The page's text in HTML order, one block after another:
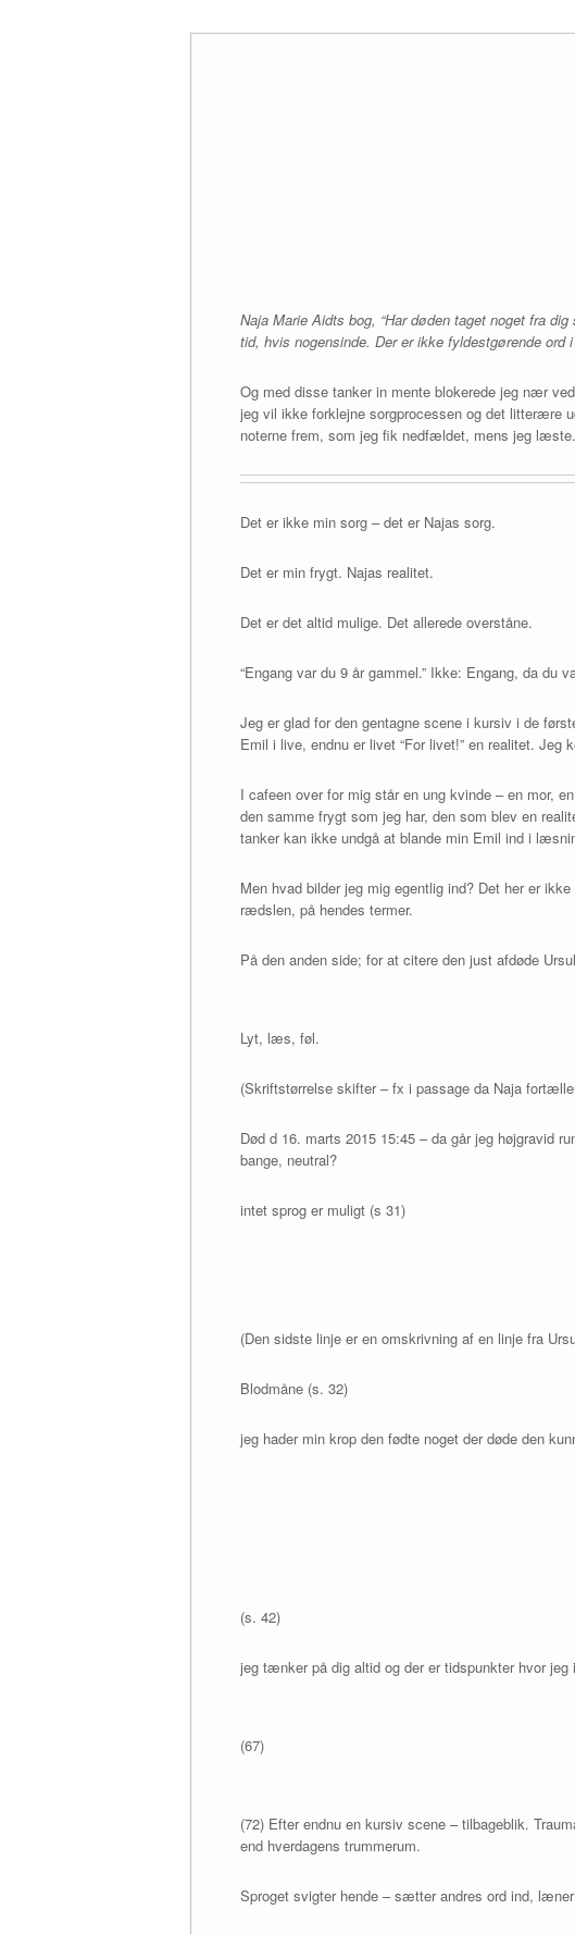
Naja Marie Aidts bog, “Har døden taget noget fra
tid, hvis nogensinde. Der er ikke fyldestgørende
Og med disse tanker in mente blokerede jeg nær
jeg vil ikke forklejne sorgprocessen og det litterære
noterne frem, som jeg fik nedfældet, mens jeg læste.
Det er ikke min sorg – det er Najas sorg.
Det er min frygt. Najas realitet.
Det er det altid mulige. Det allerede overståne.
“Engang var du 9 år gammel.” Ikke: Engang, da du
Jeg er glad for den gentagne scene i kursiv i de
Emil i live, endnu er livet “For livet!” en realitet. Jeg
I cafeen over for mig står en ung kvinde – en mor,
den samme frygt som jeg har, den som blev en
tanker kan ikke undgå at blande min Emil ind i
Men hvad bilder jeg mig egentlig ind? Det her er
rædslen, på hendes termer.
På den anden side; for at citere den just afdøde
Lyt, læs, føl.
(Skriftstørrelse skifter – fx i passage da Naja
Død d 16. marts 2015 15:45 – da går jeg højgravid
bange, neutral?
intet sprog er muligt (s 31)
(Den sidste linje er en omskrivning af en linje fra
Blodmåne (s. 32)
jeg hader min krop den fødte noget der døde den
(s. 42)
jeg tænker på dig altid og der er tidspunkter hvor
(67)
(72) Efter endnu en kursiv scene – tilbageblik.
end hverdagens trummerum.
Sproget svigter hende – sætter andres ord ind,